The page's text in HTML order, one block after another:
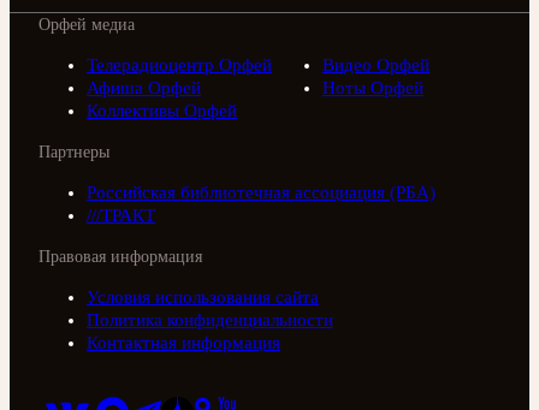
Орфей медиа
Телерадиоцентр Орфей
Видео Орфей
Афиша Орфей
Ноты Орфей
Коллективы Орфей
Партнеры
Российская библиотечная ассоциация (РБА)
///ТРАКТ
Правовая информация
Условия использования сайта
Политика конфиденциальности
Контактная информация